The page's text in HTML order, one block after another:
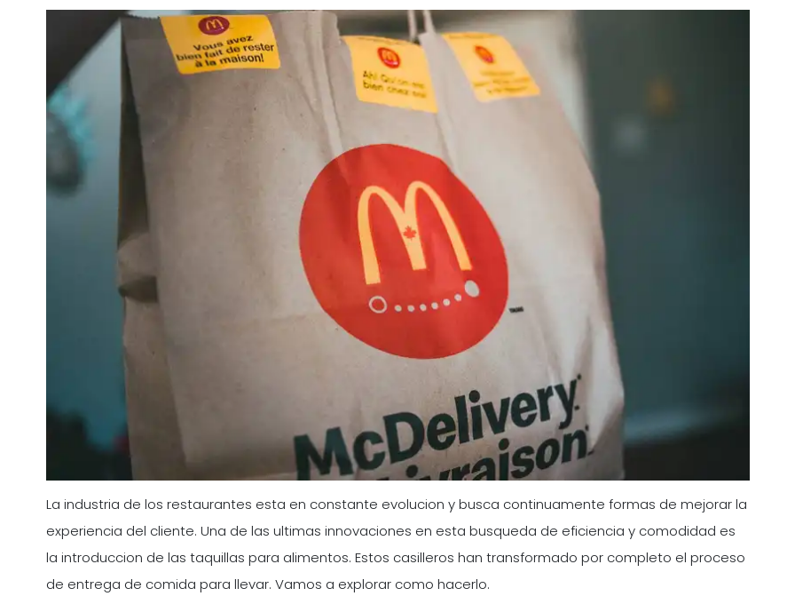
La industria de los restaurantes esta en constante evolucion y busca continuamente formas de mejorar la
experiencia del cliente. Una de las ultimas innovaciones en esta busqueda de eficiencia y comodidad es
la introduccion de las taquillas para alimentos. Estos casilleros han transformado por completo el proceso
de entrega de comida para llevar. Vamos a explorar como hacerlo.